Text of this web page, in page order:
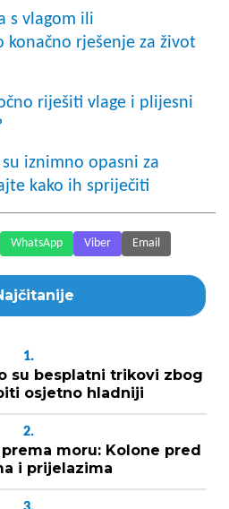
s vlagom ili
konačno rješenje za život
riješiti vlage i plijesni
iznimno opasni za
kako ih spriječiti
WhatsApp Viber Email
1.
su besplatni trikovi zbog
osjetno hladniji
2.
moru: Kolone pred
i prijelazima